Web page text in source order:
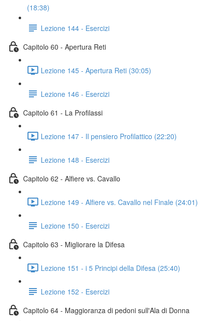
(18:38)
Lezione 144 - Esercizi
Capitolo 60 - Apertura Reti
Lezione 145 - Apertura Reti (30:05)
Lezione 146 - Esercizi
Capitolo 61 - La Profilassi
Lezione 147 - Il pensiero Profilattico (22:20)
Lezione 148 - Esercizi
Capitolo 62 - Alfiere vs. Cavallo
Lezione 149 - Alfiere vs. Cavallo nel Finale (24:01)
Lezione 150 - Esercizi
Capitolo 63 - Migliorare la Difesa
Lezione 151 - i 5 Principi della Difesa (25:40)
Lezione 152 - Esercizi
Capitolo 64 - Maggioranza di pedoni sull'Ala di Donna